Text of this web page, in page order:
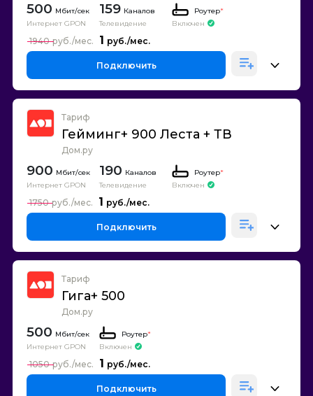
500
Интернет GPON
159 Каналов
Телевидение
Роутер*
Включен
1
1940
Подключить
Тариф
Гейминг+ 900 Леста + ТВ
Дом.ру
900
Интернет GPON
190 Каналов
Телевидение
Роутер*
Включен
1
1750
Подключить
Тариф
Гига+ 500
Дом.ру
500
Интернет GPON
Роутер*
Включен
1
1050
Подключить